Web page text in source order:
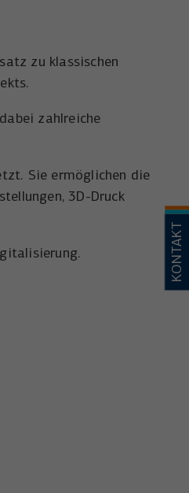
zu klassischen
zahlreiche
Sie ermöglichen die
3D-Druck
KONTAKT